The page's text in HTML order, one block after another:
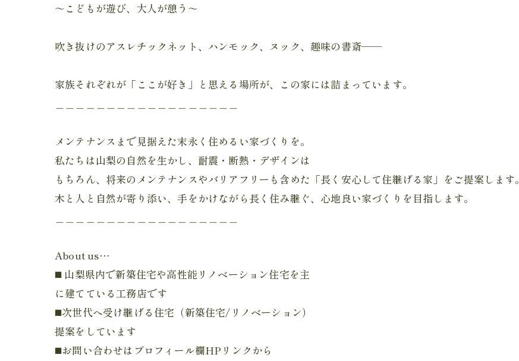
～こどもが遊び、大人が憩う～
吹き抜けのアスレチックネット、ハンモック、ヌック、趣味の書斎——
家族それぞれが「ここが好き」と思える場所が、この家には詰まっています。
メンテナンスまで見据えた末永く住めるい家づくりを。
私たちは山梨の自然を生かし、耐震・断熱・デザインは
もちろん、将来のメンテナンスやバリアフリーも含めた「長く安心して住継げる家」をご提案します。
木と人と自然が寄り添い、手をかけながら長く住み継ぐ、心地良い家づくりを目指します。
About us…
◼️ 山梨県内で新築住宅や高性能リノベーション住宅を主
に建てている工務店です
◼️次世代へ受け継げる住宅（新築住宅/リノベーション）
提案をしています
◼️お問い合わせはプロフィール欄HPリンクから